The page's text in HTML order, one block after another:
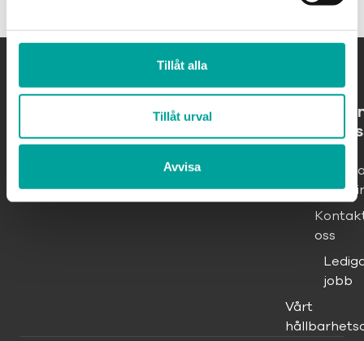
Tillåt alla
Tillåt urval
Avvisa
oss
jobb
Vårt